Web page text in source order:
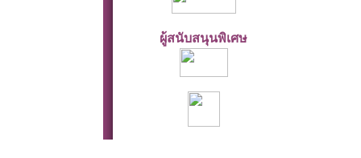
ผู้สนับสนุนพิเศษ